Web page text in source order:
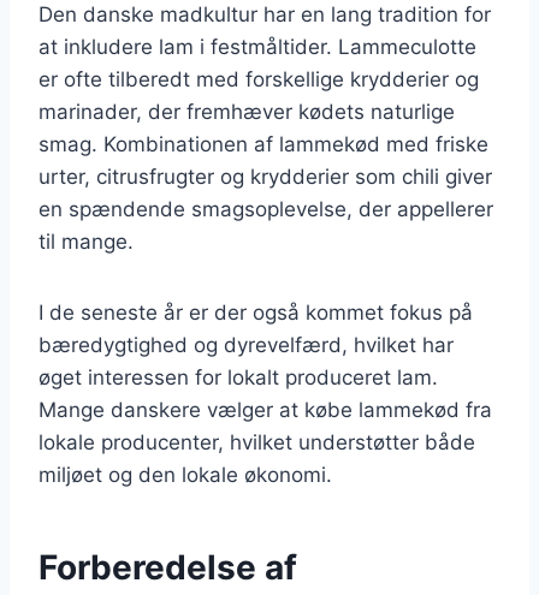
Den danske madkultur har en lang tradition for
at inkludere lam i festmåltider. Lammeculotte
er ofte tilberedt med forskellige krydderier og
marinader, der fremhæver kødets naturlige
smag. Kombinationen af lammekød med friske
urter, citrusfrugter og krydderier som chili giver
en spændende smagsoplevelse, der appellerer
til mange.
I de seneste år er der også kommet fokus på
bæredygtighed og dyrevelfærd, hvilket har
øget interessen for lokalt produceret lam.
Mange danskere vælger at købe lammekød fra
lokale producenter, hvilket understøtter både
miljøet og den lokale økonomi.
Forberedelse af